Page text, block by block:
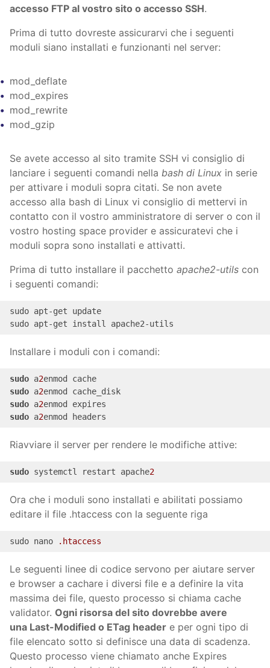
accesso FTP al vostro sito o accesso SSH.
Prima di tutto dovreste assicurarvi che i seguenti
moduli siano installati e funzionanti nel server:
mod_deflate
mod_expires
mod_rewrite
mod_gzip
Se avete accesso al sito tramite SSH vi consiglio di
lanciare i seguenti comandi nella bash di Linux in serie
per attivare i moduli sopra citati. Se non avete
accesso alla bash di Linux vi consiglio di mettervi in
contatto con il vostro amministratore di server o con il
vostro hosting space provider e assicuratevi che i
moduli sopra sono installati e attivatti.
Prima di tutto installare il pacchetto apache2-utils con
i seguenti comandi:
sudo apt-get update
sudo apt-get install apache2-utils
Installare i moduli con i comandi:
sudo a2
sudo a2
sudo a2
sudo a2enmod headers
Riavviare il server per rendere le modifiche attive:
sudo systemctl restart apache2
Ora che i moduli sono installati e abilitati possiamo
editare il file .htaccess con la seguente riga
sudo nano .htaccess
Le seguenti linee di codice servono per aiutare server
e browser a cachare i diversi file e a definire la vita
massima dei file, questo processo si chiama cache
validator. Ogni risorsa del sito dovrebbe avere
una Last-Modified o ETag header e per ogni tipo di
file elencato sotto si definisce una data di scadenza.
Questo processo viene chiamato anche Expires